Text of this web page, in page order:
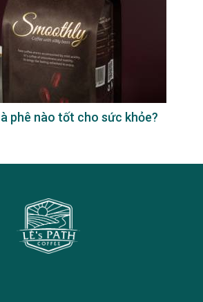
phê nào tốt cho sức khỏe?